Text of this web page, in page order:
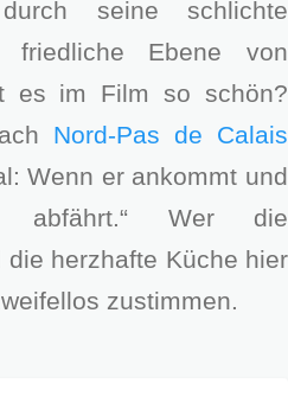
seine schlichte
friedliche Ebene von
es im Film so schön?
Nord-Pas de Calais
Wenn er ankommt und
abfährt.“ Wer die
herzhafte Küche hier
zustimmen.